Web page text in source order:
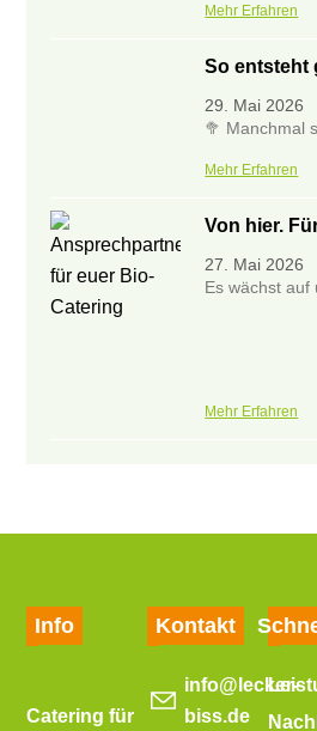
Mehr Erfahren
So entsteht
29. Mai 2026
🥦 Manchmal
Mehr Erfahren
Von hier.
27. Mai 2026
Es wächst auf
Mehr Erfahren
Info
Catering für
Kontakt
info@lecker-
biss.de